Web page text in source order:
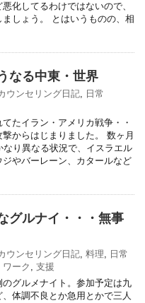
化してるわけではないので、
しょう。 とはいうものの、相
なる中東・世界
ウンセリング日記, 日常
たイラン・アメリカ戦争・・
からはじまりました。 数ヶ月
なり異なる状況で、イスラエル
やバーレーン、カタールなど
グルナイ・・・無事
ウンセリング日記, 料理, 日常
ワーク , 支援
グルメナイト。参加予定は九
体調不良とか急用とかで三人